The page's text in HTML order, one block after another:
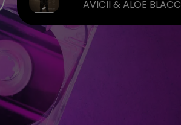
AVICII & ALOE BLACC